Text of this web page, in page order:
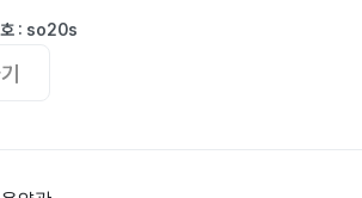
호 : so20s